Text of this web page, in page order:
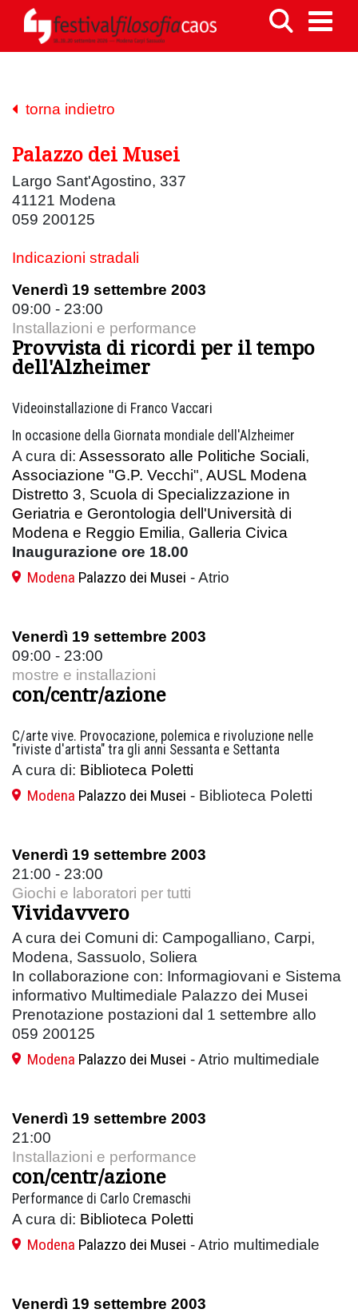
torna indietro
Palazzo dei Musei
Largo Sant'Agostino, 337
41121 Modena
059 200125
Indicazioni stradali
Venerdì 19 settembre 2003
09:00 - 23:00
Installazioni e performance
Provvista di ricordi per il tempo
dell'Alzheimer
Videoinstallazione di Franco Vaccari
In occasione della Giornata mondiale dell'Alzheimer
A cura di: Assessorato alle Politiche Sociali,
Associazione "G.P. Vecchi", AUSL Modena
Distretto 3, Scuola di Specializzazione in
Geriatria e Gerontologia dell'Università di
Modena e Reggio Emilia, Galleria Civica
Inaugurazione ore 18.00
Modena Palazzo dei Musei - Atrio
Venerdì 19 settembre 2003
09:00 - 23:00
mostre e installazioni
con/centr/azione
C/arte vive. Provocazione, polemica e rivoluzione nelle
"riviste d'artista" tra gli anni Sessanta e Settanta
A cura di: Biblioteca Poletti
Modena Palazzo dei Musei - Biblioteca Poletti
Venerdì 19 settembre 2003
21:00 - 23:00
Giochi e laboratori per tutti
Vividavvero
A cura dei Comuni di: Campogalliano, Carpi,
Modena, Sassuolo, Soliera
In collaborazione con: Informagiovani e Sistema
informativo Multimediale Palazzo dei Musei
Prenotazione postazioni dal 1 settembre allo
059 200125
Modena Palazzo dei Musei - Atrio multimediale
Venerdì 19 settembre 2003
21:00
Installazioni e performance
con/centr/azione
Performance di Carlo Cremaschi
A cura di: Biblioteca Poletti
Modena Palazzo dei Musei - Atrio multimediale
Venerdì 19 settembre 2003